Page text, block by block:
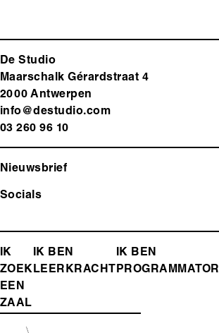
De Studio
Maarschalk Gérardstraat 4
2000 Antwerpen
info@destudio.com
03 260 96 10
Nieuwsbrief
Socials
FOOTER-
MENU
IK
ZOEK
EEN
ZAAL
IK BEN
LEERKRACHT
IK BEN
PROGRAMMATOR